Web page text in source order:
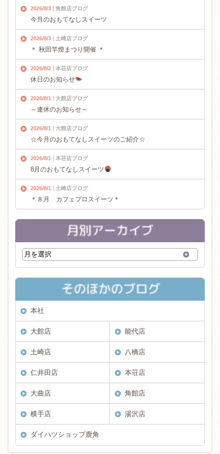
2026/8/3 角館店ブログ
今月のおもてなしスイーツ
2026/8/3 土崎店ブログ
＊ 秋田竿燈まつり開催 ＊
2026/8/2 本荘店ブログ
休日のお知らせ
2026/8/1 大館店ブログ
～連休のお知らせ～
2026/8/1 大館店ブログ
☆今月のおもてなしスイーツのご紹介☆
2026/8/1 本荘店ブログ
8月のおもてなしスイーツ
2026/8/1 土崎店ブログ
＊８月 カフェプロスイーツ＊
本社
大館店 能代店
土崎店 八橋店
仁井田店 本荘店
大曲店 角館店
横手店 湯沢店
ダイハツショップ鹿角